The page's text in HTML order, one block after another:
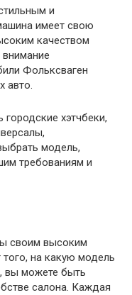
и
имеет свою
качеством
Фольксваген
авто.
хэтчбеки,
модель,
требованиям и
своим высоким
на какую модель
вы можете быть
салона. Каждая